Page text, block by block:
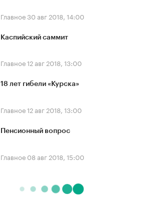
Главное30 авг 2018, 14:00
Каспийский саммит
Главное12 авг 2018, 13:00
18 лет гибели «Курска»
Главное12 авг 2018, 13:00
Пенсионный вопрос
Главное 08 авг 2018, 15:00